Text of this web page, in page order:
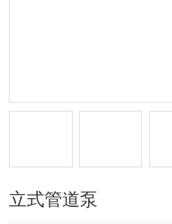
立式管道泵